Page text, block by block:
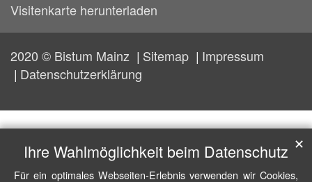
Visitenkarte herunterladen
2020 © Bistum Mainz Sitemap
Impressum
Datenschutzerklärung
Ihre Wahlmöglichkeit beim Datenschutz
Für ein optimales Webseiten-Erlebnis verwenden wir Cookies,
✕